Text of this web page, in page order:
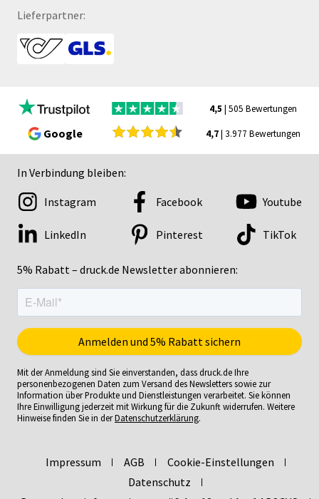
Lieferpartner:
4,5 | 505 Bewertungen
Google 4,7| 3.977 Bewertungen
In Verbindung bleiben:
5% Rabatt – druck.de Newsletter abonnieren:
Instagram Facebook Youtube
LinkedIn Pinterest TikTok
Mit der Anmeldung sind Sie einverstanden, dass druck.de Ihre
personenbezogenen Daten zum Versand des Newsletters sowie zur
Information über Produkte und Dienstleistungen verarbeitet. Sie können
Ihre Einwilligung jederzeit mit Wirkung für die Zukunft widerrufen. Weitere
Hinweise finden Sie in derDatenschutzerklärung.
Impressum AGB
Cookie-Einstellungen
Datenschutz